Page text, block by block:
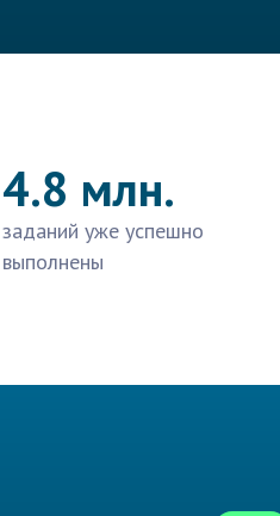
4.8 млн.
заданий уже успешно
выполнены